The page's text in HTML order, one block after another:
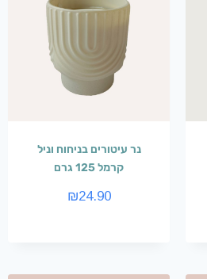
נר עיטורים בניחוח וניל
קרמל 125 גרם
₪24.90